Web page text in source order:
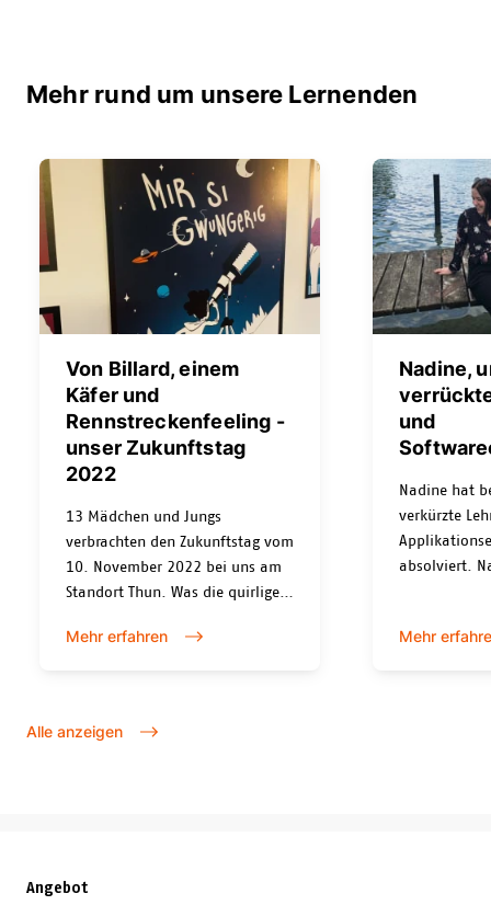
Mehr rund um unsere Lernenden
Von Billard, einem
Käfer und
Rennstreckenfeeling -
unser Zukunftstag
2022
13 Mädchen und Jungs
verbrachten den Zukunftstag vom
10. November 2022 bei uns am
Standort Thun. Was die quirlige
Sabine, Sarah, Aline, Leo, Bryan
Zukunft bevorsteht, erfährst du
Mehr erfahren
Nadine,
und
Nadine hat
verkürzte
absolviert.
Projektteam
Mehr
Alle anzeigen
Angebot